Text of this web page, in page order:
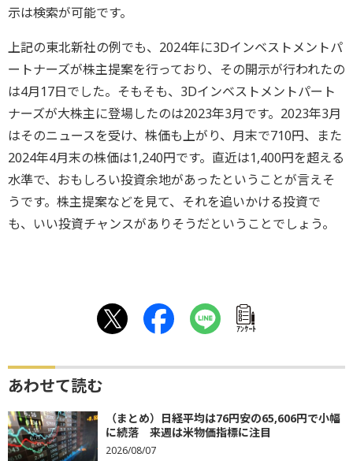
示は検索が可能です。
上記の東北新社の例でも、2024年に3Dインベストメントパ
ートナーズが株主提案を行っており、その開示が行われたの
は4月17日でした。そもそも、3Dインベストメントパート
ナーズが大株主に登場したのは2023年3月です。2023年3月
はそのニュースを受け、株価も上がり、月末で710円、また
2024年4月末の株価は1,240円です。直近は1,400円を超える
水準で、おもしろい投資余地があったということが言えそ
うです。株主提案などを見て、それを追いかける投資で
も、いい投資チャンスがありそうだということでしょう。
ｱﾝｹｰﾄ
あわせて読む
（まとめ）日経平均は76円安の65,606円で小幅
に続落 来週は米物価指標に注目
2026/08/07